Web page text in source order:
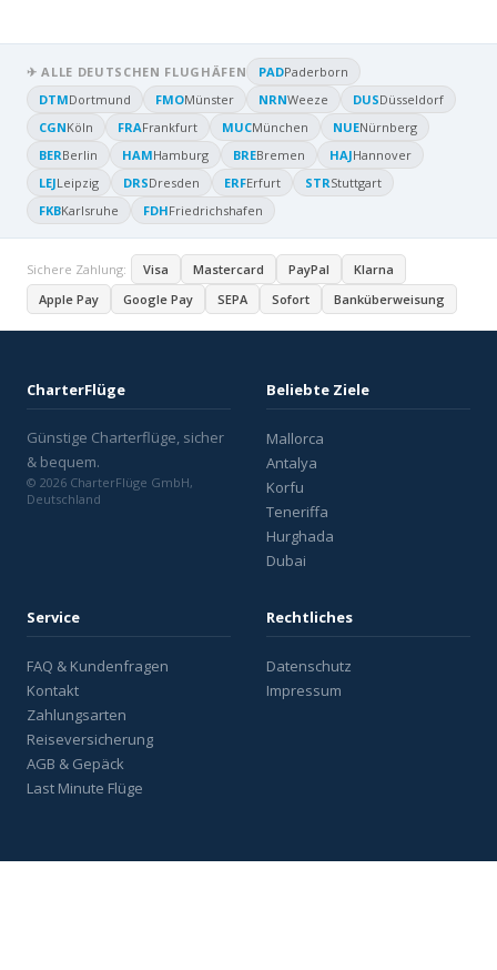
✈ ALLE DEUTSCHEN FLUGHÄFEN PADPaderborn
DTMDortmund FMOMünster NRNWeeze DUSDüsseldorf
CGNKöln FRAFrankfurt MUCMünchen NUENürnberg
BERBerlin HAMHamburg BREBremen HAJHannover
LEJLeipzig DRSDresden ERFErfurt STRStuttgart
FKBKarlsruhe FDHFriedrichshafen
Sichere Zahlung: Visa Mastercard PayPal
Klarna
Apple Pay
Google Pay SEPA Sofort Banküberweisung
CharterFlüge
Günstige Charterflüge, sicher
& bequem.
© 2026 CharterFlüge GmbH,
Deutschland
Beliebte Ziele
Mallorca
Antalya
Korfu
Teneriffa
Hurghada
Dubai
Service
FAQ & Kundenfragen
Kontakt
Zahlungsarten
Reiseversicherung
AGB & Gepäck
Last Minute Flüge
Rechtliches
Datenschutz
Impressum